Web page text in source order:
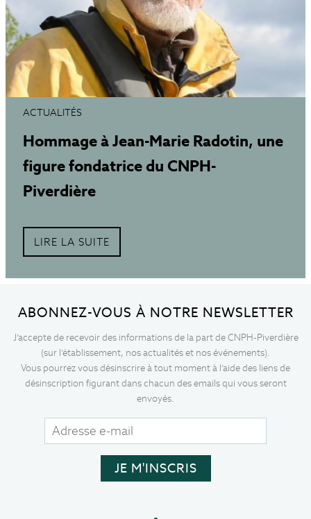
ACTUALITÉS
Hommage à Jean-Marie Radotin, une
figure fondatrice du CNPH-
Piverdière
LIRE LA SUITE
ABONNEZ-VOUS À NOTRE NEWSLETTER
J’accepte de recevoir des informations de la part de CNPH-Piverdière
(sur l’établissement, nos actualités et nos événements).
Vous pourrez vous désinscrire à tout moment à l’aide des liens de
désinscription figurant dans chacun des emails qui vous seront
envoyés.